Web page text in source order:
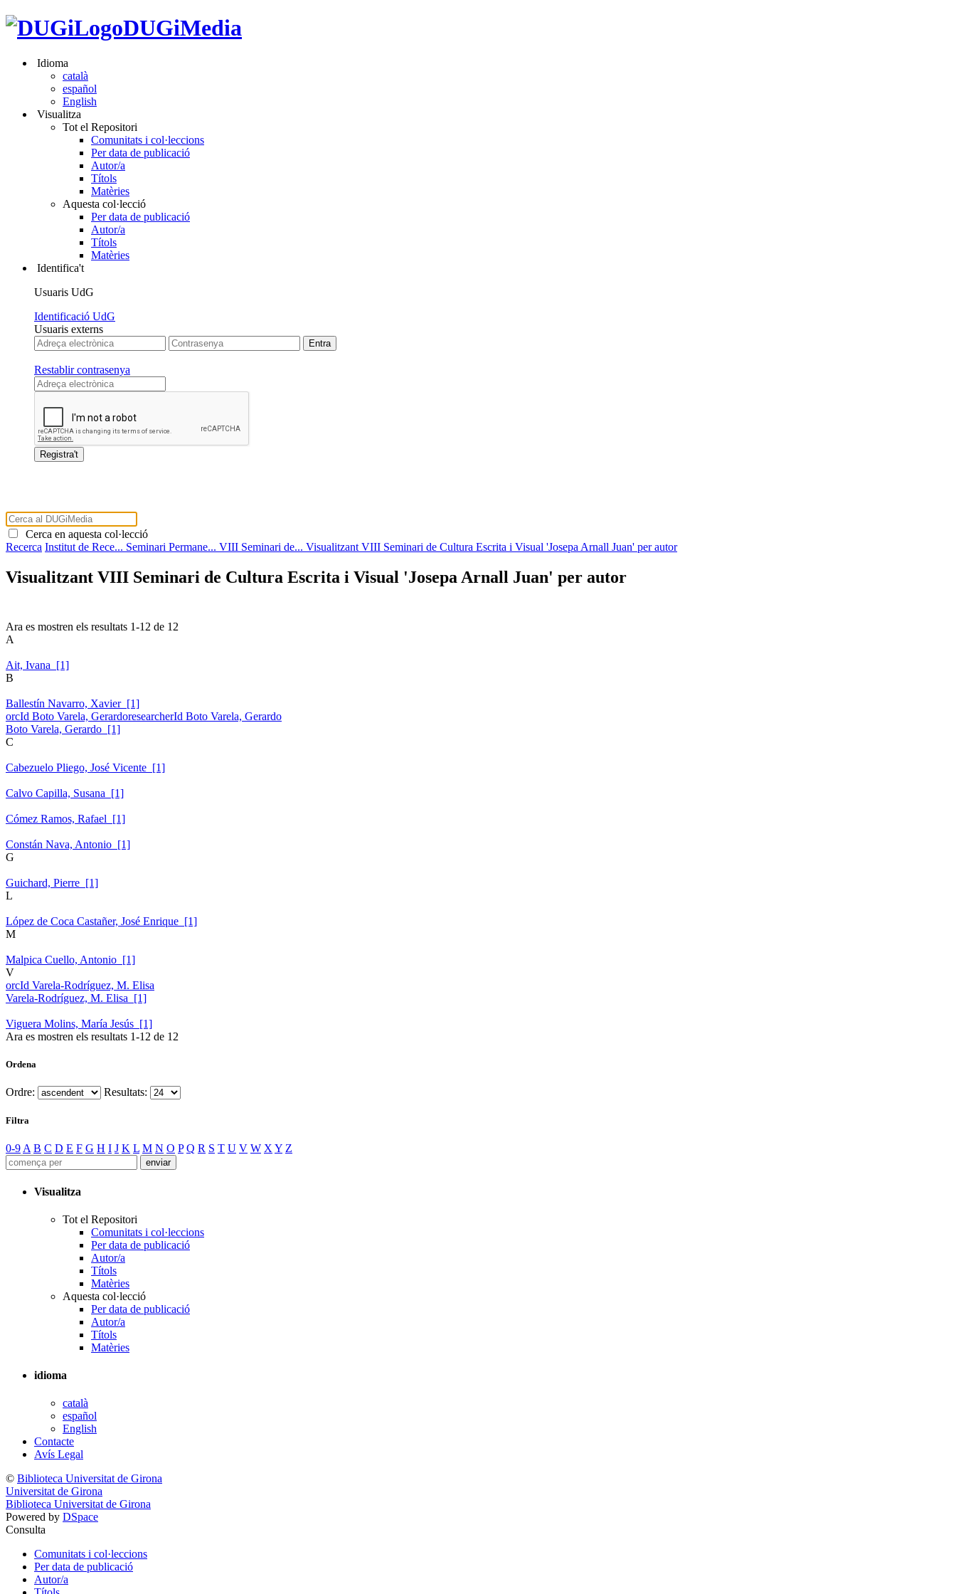
DUGiMedia
Idioma
català
español
English
Visualitza
Tot el Repositori
Comunitats i col·leccions
Per data de publicació
Autor/a
Títols
Matèries
Aquesta col·lecció
Per data de publicació
Autor/a
Títols
Matèries
Identifica't
Usuaris UdG
Identificació UdG
Usuaris externs
Restablir contrasenya
Cerca en aquesta col·lecció
Recerca Institut de Rece... Seminari Permane... VIII Seminari de... Visualitzant VIII Seminari de Cultura Escrita i Visual 'Josepa Arnall Juan' per autor
Visualitzant VIII Seminari de Cultura Escrita i Visual 'Josepa Arnall Juan' per autor
Ara es mostren els resultats 1-12 de 12
A
Ait, Ivana [1]
B
Ballestín Navarro, Xavier [1]
orcId Boto Varela, GerardoresearcherId Boto Varela, Gerardo
Boto Varela, Gerardo [1]
C
Cabezuelo Pliego, José Vicente [1]
Calvo Capilla, Susana [1]
Cómez Ramos, Rafael [1]
Constán Nava, Antonio [1]
G
Guichard, Pierre [1]
L
López de Coca Castañer, José Enrique [1]
M
Malpica Cuello, Antonio [1]
V
orcId Varela-Rodríguez, M. Elisa
Varela-Rodríguez, M. Elisa [1]
Viguera Molins, María Jesús [1]
Ara es mostren els resultats 1-12 de 12
Ordena
Ordre: Resultats:
Filtra
0-9 A B C D E F G H I J K L M N O P Q R S T U V W X Y Z
Visualitza
Tot el Repositori
Comunitats i col·leccions
Per data de publicació
Autor/a
Títols
Matèries
Aquesta col·lecció
Per data de publicació
Autor/a
Títols
Matèries
idioma
català
español
English
Contacte
Avís Legal
© Biblioteca Universitat de Girona
Universitat de Girona
Biblioteca Universitat de Girona
Powered by DSpace
Consulta
Comunitats i col·leccions
Per data de publicació
Autor/a